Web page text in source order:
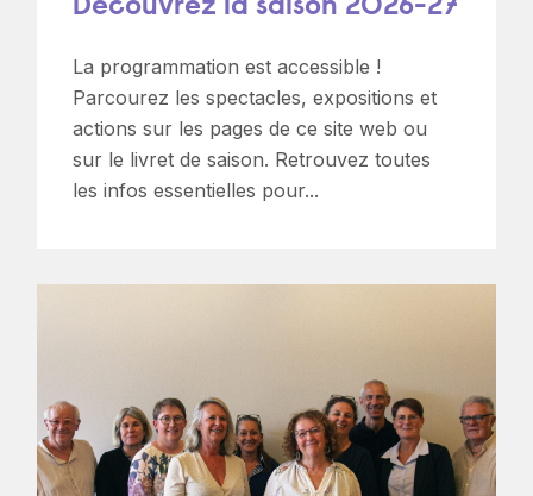
Découvrez la saison 2026-27
La programmation est accessible !
Parcourez les spectacles, expositions et
actions sur les pages de ce site web ou
sur le livret de saison. Retrouvez toutes
les infos essentielles pour...